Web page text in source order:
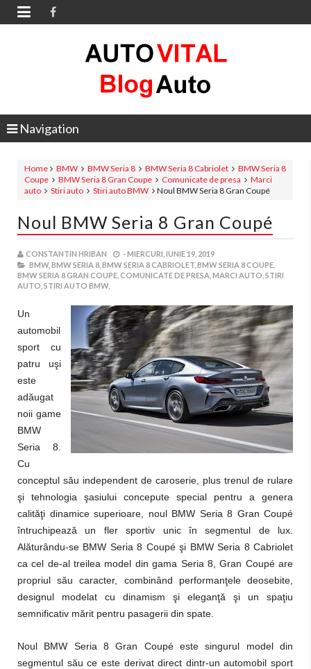

Navigation
Home BMW BMW Seria 8 BMW Seria 8 Cabriolet
BMW Seria 8
Coupe
BMW Seria 8 Gran Coupe Comunicate de presa
Marci
auto
Stiri auto Stiri auto BMW Noul BMW Seria 8 Gran Coupé
Noul BMW Seria 8 Gran Coupé
CONSTANTIN HRIBAN -MIERCURI, IUNIE 19, 2019
BMW, BMW SERIA 8, BMW SERIA 8 CABRIOLET, BMW SERIA 8 COUPE,
BMW SERIA 8 GRAN COUPE, COMUNICATE DE PRESA, MARCI AUTO, STIRI
AUTO, STIRI AUTO BMW,
Un
automobil
sport cu
patru uşi
este
adăugat
noii game
BMW
Seria 8.
Cu
conceptul său independent de caroserie, plus trenul de rulare
şi tehnologia şasiului concepute special pentru a genera
calităţi dinamice superioare, noul BMW Seria 8 Gran Coupé
întruchipează un fler sportiv unic în segmentul de lux.
Alăturându-se BMW Seria 8 Coupé şi BMW Seria 8 Cabriolet
ca cel de-al treilea model din gama Seria 8, Gran Coupé are
propriul său caracter, combinând performanţele deosebite,
designul modelat cu dinamism şi eleganţă şi un spaţiu
semnificativ mărit pentru pasagerii din spate.
Noul BMW Seria 8 Gran Coupé este singurul model din
segmentul său ce este derivat direct dintr-un automobil sport